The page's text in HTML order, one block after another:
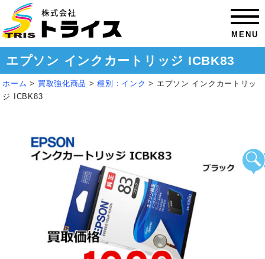
MENU
エプソン インクカートリッジ ICBK83
ホーム > 買取強化商品 >種別：インク > エプソン インクカートリッ
ジ ICBK83